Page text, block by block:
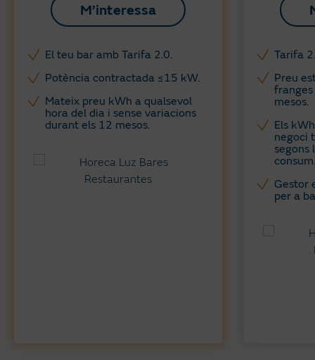
M’interessa
El teu bar amb Tarifa 2.0.
Potència contractada ≤15 kW.
Mateix preu kWh a qualsevol
hora del dia i sense variacions
durant els 12 mesos.
Tarifa
Preu
mesos.
Els
negoci
segons
consum.
Gestor
per a